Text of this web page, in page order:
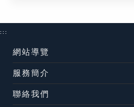
:::
網站導覽
服務簡介
聯絡我們